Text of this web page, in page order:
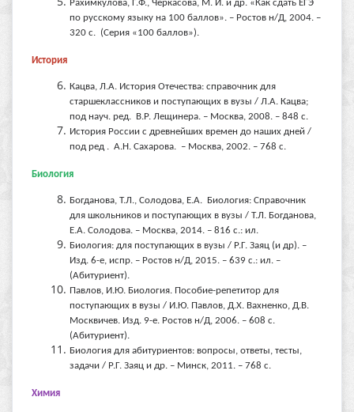
Рахимкулова, Г.Ф., Черкасова, М. И. и др. «Как сдать ЕГЭ
по русскому языку на 100 баллов». – Ростов н/Д, 2004. –
320 с. (Серия «100 баллов»).
История
Кацва, Л.А. История Отечества: справочник для
старшеклассников и поступающих в вузы / Л.А. Кацва;
под науч. ред. В.Р. Лещинера. – Москва, 2008. – 848 с.
История России с древнейших времен до наших дней /
под ред . А.Н. Сахарова. – Москва, 2002. – 768 с.
Биология
Богданова, Т.Л., Солодова, Е.А. Биология: Справочник
для школьников и поступающих в вузы / Т.Л. Богданова,
Е.А. Солодова. – Москва, 2014. – 816 с.: ил.
Биология: для поступающих в вузы / Р.Г. Заяц (и др). –
Изд. 6-е, испр. – Ростов н/Д, 2015. – 639 с.: ил. –
(Абитуриент).
Павлов, И.Ю. Биология. Пособие-репетитор для
поступающих в вузы / И.Ю. Павлов, Д.Х. Вахненко, Д.В.
Москвичев. Изд. 9-е. Ростов н/Д, 2006. – 608 с.
(Абитуриент).
Биология для абитуриентов: вопросы, ответы, тесты,
задачи / Р.Г. Заяц и др. – Минск, 2011. – 768 с.
Химия